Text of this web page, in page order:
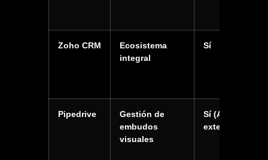
Zoho CRM
Ecosistema
integral
Sí
Pipedrive
Gestión de
embudos
visuales
Sí (App
externa/API)